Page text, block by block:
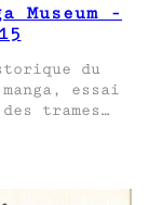
Museum -
du
essai
trames…